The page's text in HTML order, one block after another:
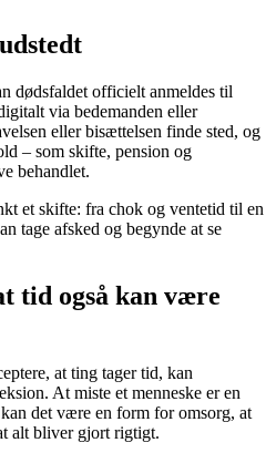
dødsfaldet officielt anmeldes til
via bedemanden eller
eller bisættelsen finde sted, og
– som skifte, pension og
behandlet.
et skifte: fra chok og ventetid til en
tage afsked og begynde at se
tid også kan være
at ting tager tid, kan
At miste et menneske er en
det være en form for omsorg, at
alt bliver gjort rigtigt.